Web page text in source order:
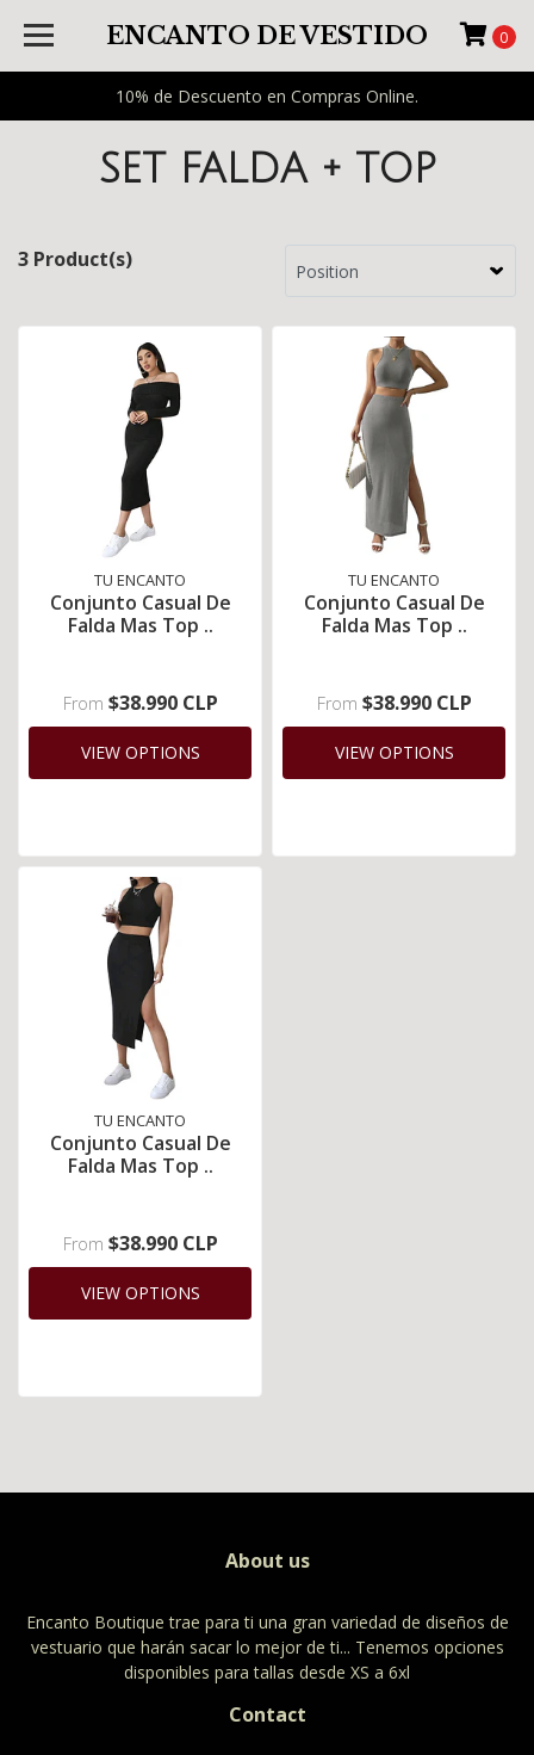
10% de Descuento en Compras Online.
ENCANTO DE VESTIDO 0
SET FALDA + TOP
3 Product(s)
TU ENCANTO
Conjunto Casual De
Falda Mas Top ..
From $38.990 CLP
VIEW OPTIONS
TU ENCANTO
Conjunto Casual De
Falda Mas Top ..
From $38.990 CLP
VIEW OPTIONS
TU ENCANTO
Conjunto Casual De
Falda Mas Top ..
From $38.990 CLP
VIEW OPTIONS
About us
Encanto Boutique trae para ti una gran variedad de diseños de
vestuario que harán sacar lo mejor de ti... Tenemos opciones
disponibles para tallas desde XS a 6xl
Contact